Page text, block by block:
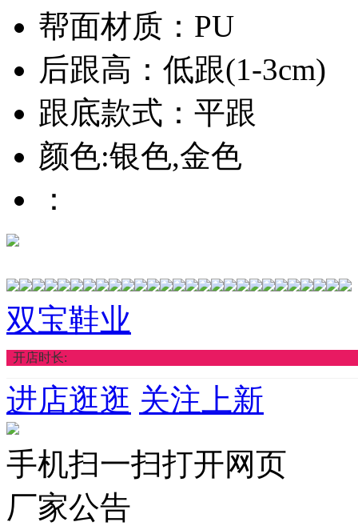
帮面材质：PU
后跟高：低跟(1-3cm)
跟底款式：平跟
颜色:银色,金色
：
双宝鞋业
开店时长:
进店逛逛 关注上新
手机扫一扫打开网页
厂家公告